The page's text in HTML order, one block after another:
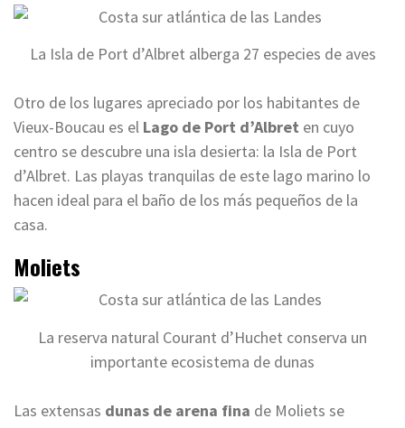
La Isla de Port d’Albret alberga 27 especies de aves
Otro de los lugares apreciado por los habitantes de
Vieux-Boucau es el Lago de Port d’Albret en cuyo
centro se descubre una isla desierta: la Isla de Port
d’Albret. Las playas tranquilas de este lago marino lo
hacen ideal para el baño de los más pequeños de la
casa.
Moliets
La reserva natural Courant d’Huchet conserva un
importante ecosistema de dunas
Las extensas dunas de arena fina de Moliets se